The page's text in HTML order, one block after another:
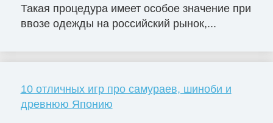
Такая процедура имеет особое значение при
ввозе одежды на российский рынок,...
10 отличных игр про самураев, шиноби и
древнюю Японию